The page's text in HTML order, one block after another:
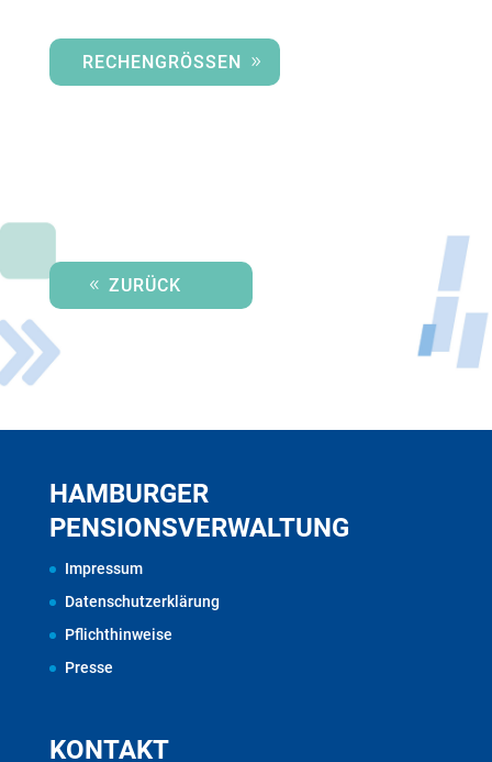
RECHENGRÖSSEN
ZURÜCK
HAMBURGER
PENSIONSVERWALTUNG
Impressum
Datenschutzerklärung
Pflichthinweise
Presse
KONTAKT